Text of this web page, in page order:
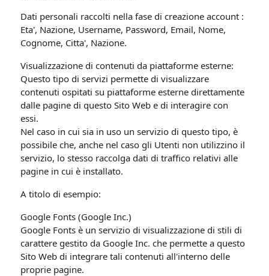
Dati personali raccolti nella fase di creazione account :
Eta', Nazione, Username, Password, Email, Nome,
Cognome, Citta', Nazione.
Visualizzazione di contenuti da piattaforme esterne:
Questo tipo di servizi permette di visualizzare
contenuti ospitati su piattaforme esterne direttamente
dalle pagine di questo Sito Web e di interagire con
essi.
Nel caso in cui sia in uso un servizio di questo tipo, è
possibile che, anche nel caso gli Utenti non utilizzino il
servizio, lo stesso raccolga dati di traffico relativi alle
pagine in cui è installato.
A titolo di esempio:
Google Fonts (Google Inc.)
Google Fonts è un servizio di visualizzazione di stili di
carattere gestito da Google Inc. che permette a questo
Sito Web di integrare tali contenuti all'interno delle
proprie pagine.